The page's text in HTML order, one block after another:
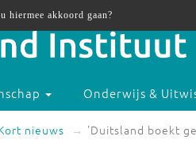
Onderwijs &
nieuws 'Duitsland boekt
hiermee akkoord gaan?